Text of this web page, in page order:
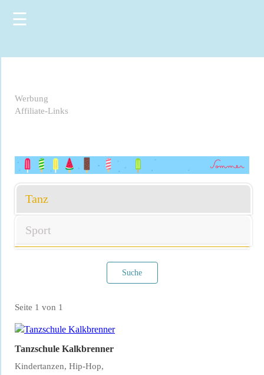
☰
Werbung
Affiliate-Links
Tanz
Sport
Suche
Seite 1 von 1
Tanzschule Kalkbrenner
Kindertanzen, Hip-Hop,